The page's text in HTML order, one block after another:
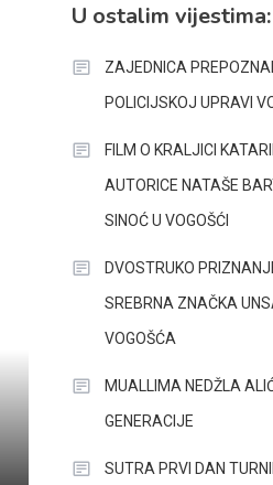
U ostalim vijestima:
ZAJEDNICA
POLICIJSKOJ UPRAVI
FILM O KRALJICI
AUTORICE NATAŠE
SINOĆ U VOGOŠĆI
DVOSTRUKO
SREBRNA ZNAČKA
VOGOŠĆA
MUALLIMA NEDŽLA
GENERACIJE
SUTRA PRVI DAN